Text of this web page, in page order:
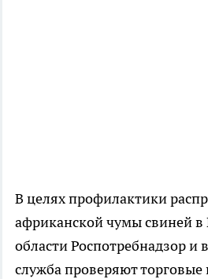
В целях профилактики
африканской чумы свиней
области Роспотребнадзор и
служба проверяют